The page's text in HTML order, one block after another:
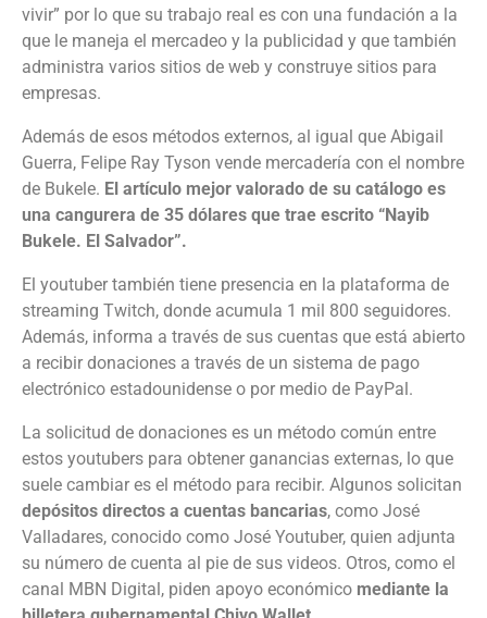
vivir” por lo que su trabajo real es con una fundación a la
que le maneja el mercadeo y la publicidad y que también
administra varios sitios de web y construye sitios para
empresas.
Además de esos métodos externos, al igual que Abigail
Guerra, Felipe Ray Tyson vende mercadería con el nombre
de Bukele. El artículo mejor valorado de su catálogo es
una cangurera de 35 dólares que trae escrito “Nayib
Bukele. El Salvador”.
El youtuber también tiene presencia en la plataforma de
streaming Twitch, donde acumula 1 mil 800 seguidores.
Además, informa a través de sus cuentas que está abierto
a recibir donaciones a través de un sistema de pago
electrónico estadounidense o por medio de PayPal.
La solicitud de donaciones es un método común entre
estos youtubers para obtener ganancias externas, lo que
suele cambiar es el método para recibir. Algunos solicitan
depósitos directos a cuentas bancarias, como José
Valladares, conocido como José Youtuber, quien adjunta
su número de cuenta al pie de sus videos. Otros, como el
canal MBN Digital, piden apoyo económico mediante la